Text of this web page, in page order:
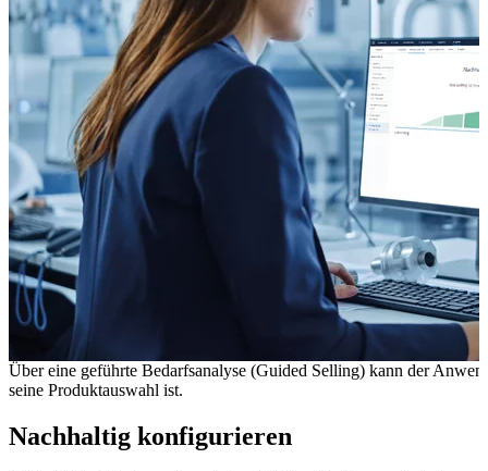
Über eine geführte Bedarfsanalyse (Guided Selling) kann der
seine Produktauswahl ist.
Nachhaltig konfigurieren